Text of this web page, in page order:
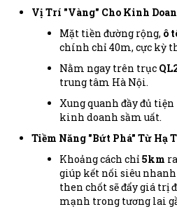
Vị Trí "Vàng" Cho Kinh
Mặt tiền đường rộng, ô
chính chỉ 40m, cực kỳ
Nằm ngay trên trục
trung tâm Hà Nội.
Xung quanh đầy đủ
kinh doanh sầm uất.
Tiềm Năng "Bứt Phá" Từ Hạ
Khoảng cách chỉ 5km
giúp kết nối siêu nhanh
then chốt sẽ đẩy giá trị
mạnh trong tương lai